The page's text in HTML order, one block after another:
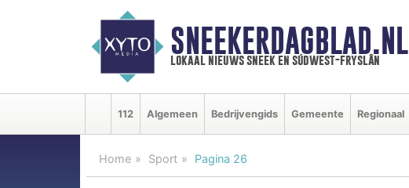
SNEEKERDAGBLAD.NL
lokaal nieuws sneek en súdwest-fryslân
112 Algemeen Bedrijvengids Gemeente Regionaal
Home Sport Pagina 26